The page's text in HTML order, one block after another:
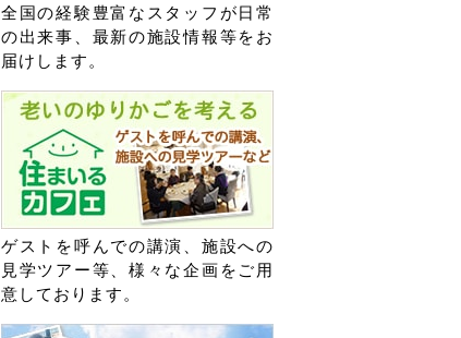
全国の経験豊富なスタッフが日常
の出来事、最新の施設情報等をお
届けします。
ゲストを呼んでの講演、施設への
見学ツアー等、様々な企画をご用
意しております。